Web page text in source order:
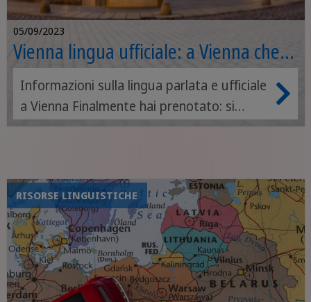
05/09/2023
Vienna lingua ufficiale: a Vienna che
lingua si parla?
Informazioni sulla lingua parlata e ufficiale
a Vienna Finalmente hai prenotato: si
parte per Vienna! Anche conosciuta come
unico e inimitabile, soprattutto durante il
periodo invernale. Ora che è tutto pronto,
però, resta una sola incognita: che lingua
si parla a Vienna?
RISORSE LINGUISTICHE